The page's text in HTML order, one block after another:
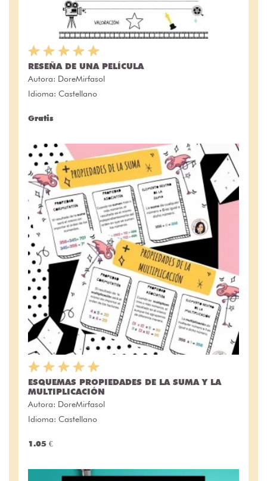
RESEÑA DE UNA PELÍCULA
Autora: DoreMirfasol
Idioma: Castellano
Gratis
ESQUEMAS PROPIEDADES DE LA SUMA Y LA
MULTIPLICACIÓN
Autora: DoreMirfasol
Idioma: Castellano
1.05 €